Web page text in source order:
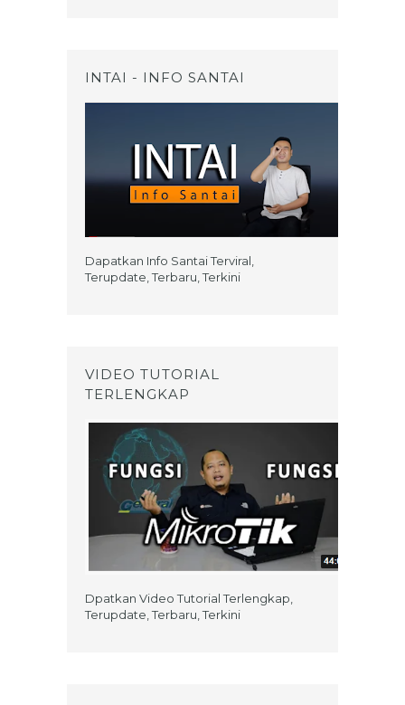
INTAI - INFO SANTAI
Dapatkan Info Santai Terviral,
Terupdate, Terbaru, Terkini
VIDEO TUTORIAL
TERLENGKAP
Dpatkan Video Tutorial Terlengkap,
Terupdate, Terbaru, Terkini